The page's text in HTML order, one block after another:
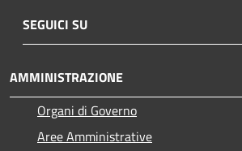
SEGUICI SU
AMMINISTRAZIONE
Organi di Governo
Aree Amministrative